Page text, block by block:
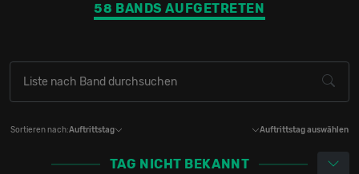
58 BANDS AUFGETRETEN
Sortieren nach:Auftrittstag Auftrittstag auswählen
TAG NICHT BEKANNT